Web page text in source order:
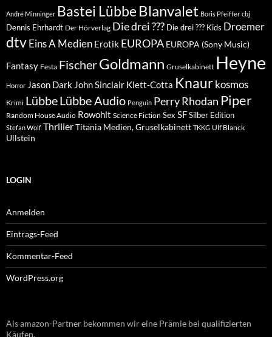
André Minninger Bastei Lübbe Blanvalet Boris Pfeiffer cbj
Dennis Ehrhardt Der Hörverlag Die drei ??? Die drei ??? Kids Droemer
dtvEins A Medien Erotik EUROPA EUROPA (Sony Music)
Fantasy Festa FischerGoldmann Gruselkabinett Heyne
Horror Jason Dark John Sinclair Klett-Cotta Knaur kosmos
Krimi LübbeLübbe Audio Penguin Perry Rhodan Piper
Random House Audio Rowohlt Science Fiction Sex SFSilber Edition
Stefan Wolf ThrillerTitania Medien, Gruselkabinett TKKG Ulf Blanck
Ullstein
LOGIN
Anmelden
Eintrags-Feed
Kommentar-Feed
WordPress.org
Als amazon-Partner bekommen wir eine Prämie bei qualifizierten
Käufen.